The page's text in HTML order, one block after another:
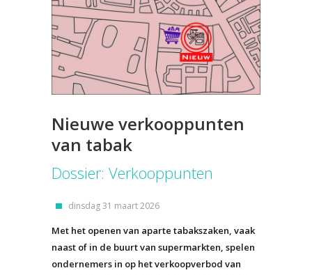
Nieuwe verkooppunten
van tabak
Dossier: Verkooppunten
dinsdag 31 maart 2026
Met het openen van aparte tabakszaken, vaak
naast of in de buurt van supermarkten, spelen
ondernemers in op het verkoopverbod van